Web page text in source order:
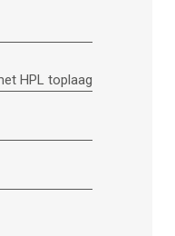
HPL toplaag